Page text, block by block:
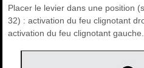
Placer le levier dans une position
32) : activation du feu clignotant
activation du feu clignotant gauche.